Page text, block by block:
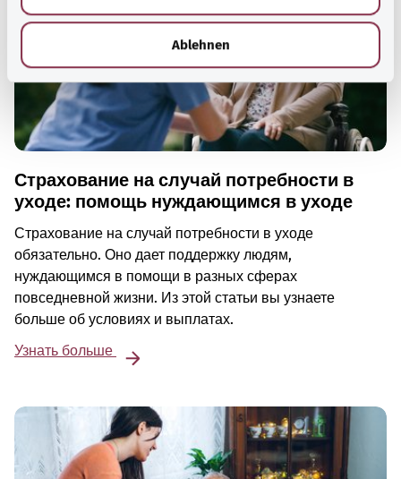
Ablehnen
Страхование на случай потребности в
уходе: помощь нуждающимся в уходе
Страхование на случай потребности в уходе
обязательно. Оно дает поддержку людям,
нуждающимся в помощи в разных сферах
повседневной жизни. Из этой статьи вы узнаете
больше об условиях и выплатах.
Узнать больше